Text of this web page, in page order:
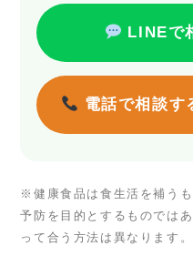
LINEで
電話で相談す
※健康食品は食生活を補う
予防を目的とするものでは
って合う方法は異なります。